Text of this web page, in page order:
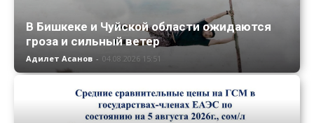
В Бишкеке и Чуйской области ожидаются
гроза и сильный ветер
Адилет Асанов - 04.08.2026 15:51